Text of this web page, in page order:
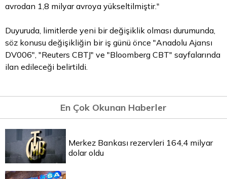
avrodan 1,8 milyar avroya yükseltilmiştir."
Duyuruda, limitlerde yeni bir değişiklik olması durumunda,
söz konusu değişikliğin bir iş günü önce "Anadolu Ajansı
DV006", "Reuters CBTJ" ve "Bloomberg CBT" sayfalarında
ilan edileceği belirtildi.
En Çok Okunan Haberler
Merkez Bankası rezervleri 164,4 milyar
dolar oldu